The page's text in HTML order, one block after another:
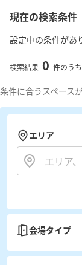
現在の検索条件
設定中の条件があ
検索結果 0 件のうち
条件に合うスペース
エリア
会場タイプ